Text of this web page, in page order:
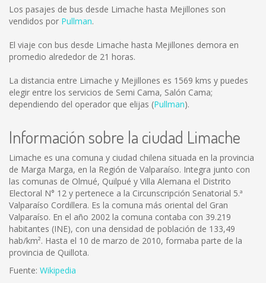
Los pasajes de bus desde Limache hasta Mejillones son
vendidos por Pullman.
El viaje con bus desde Limache hasta Mejillones demora en
promedio alrededor de 21 horas.
La distancia entre Limache y Mejillones es 1569 kms y puedes
elegir entre los servicios de Semi Cama, Salón Cama;
dependiendo del operador que elijas (Pullman).
Información sobre la ciudad Limache
Limache es una comuna y ciudad chilena situada en la provincia
de Marga Marga, en la Región de Valparaíso. Integra junto con
las comunas de Olmué, Quilpué y Villa Alemana el Distrito
Electoral N° 12 y pertenece a la Circunscripción Senatorial 5.ª
Valparaíso Cordillera. Es la comuna más oriental del Gran
Valparaíso. En el año 2002 la comuna contaba con 39.219
habitantes (INE), con una densidad de población de 133,49
hab/km². Hasta el 10 de marzo de 2010, formaba parte de la
provincia de Quillota.
Fuente: Wikipedia